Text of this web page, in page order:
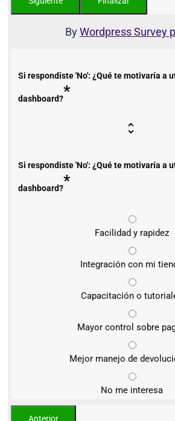
ByWordpress Survey
Si respondiste 'No': ¿Qué te motivaría a
dashboard?*
Si respondiste 'No': ¿Qué te motivaría a
dashboard?*
Facilidad y rapidez
Integración con mi
Capacitación o
Mayor control sobre
Mejor manejo de
No me interesa